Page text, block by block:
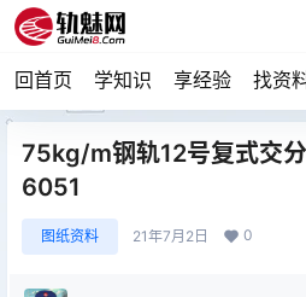
回首页 学知识 享经验 找资
75kg/m钢轨12号复式交
6051
图纸资料 21年7月2日 0